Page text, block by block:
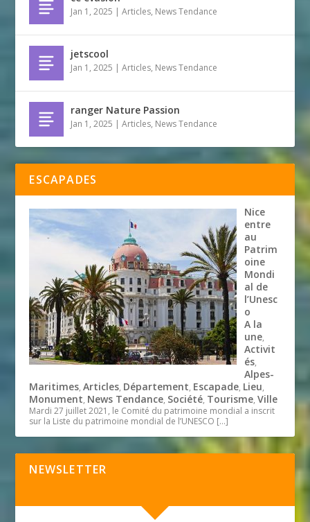
Jan 1, 2025 |Articles, News Tendance
jetscool
Jan 1, 2025 |Articles, News Tendance
ranger Nature Passion
Jan 1, 2025 |Articles, News Tendance
ESCAPADES
Nice
entre
au
Patrim
oine
Mondi
al de
l’Unesc
o
A la
une,
Activit
és,
Alpes-
Maritimes,Articles, Département, Escapade, Lieu,
Monument, News Tendance, Société, Tourisme,Ville
Mardi 27 juillet 2021, le Comité du patrimoine mondial a inscrit
sur la Liste du patrimoine mondial de l’UNESCO […]
NEWSLETTER